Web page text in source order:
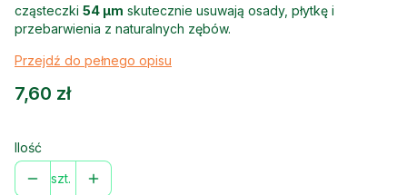
cząsteczki 54 µm skutecznie usuwają osady, płytkę i
przebarwienia z naturalnych zębów.
Przejdź do pełnego opisu
Cena
7,60 zł
Ilość
szt.